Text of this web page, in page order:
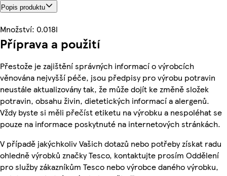
Popis produktu
Množství: 0.018l
Příprava a použití
Přestože je zajištění správných informací o výrobcích
věnována nejvyšší péče, jsou předpisy pro výrobu potravin
neustále aktualizovány tak, že může dojít ke změně složek
potravin, obsahu živin, dietetických informací a alergenů.
Vždy byste si měli přečíst etiketu na výrobku a nespoléhat se
pouze na informace poskytnuté na internetových stránkách.
V případě jakýchkoliv Vašich dotazů nebo potřeby získat radu
ohledně výrobků značky Tesco, kontaktujte prosím Oddělení
pro služby zákazníkům Tesco nebo výrobce daného výrobku,